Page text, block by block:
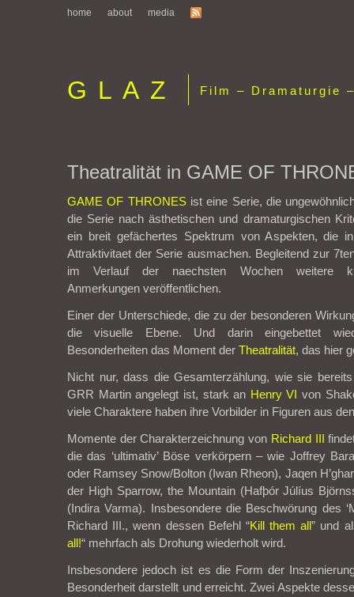
home about media
GLAZ Film – Dramaturgie
Theatralität in GAME OF
GAME OF THRONESist eine Serie, die
die Serie nach ästhetischen und dramaturgischen
ein breit gefächertes Spektrum von Aspekten, die
Attraktivitaet der Serie ausmachen. Begleitend zur
im Verlauf der naechsten Wochen weitere
Anmerkungen veröffentlichen.
Einer der Unterschiede, die zu der besonderen
die visuelle Ebene. Und darin eingebettet
Besonderheiten das Moment der Theatralität, das hier
Nicht nur, dass die Gesamterzählung, wie sie
GRR Martin angelegt ist, stark an Henry VI von
viele Charaktere haben ihre Vorbilder in Figuren aus
Momente der Charakterzeichnung von Richard III
die das ‘ultimativ’ Böse verkörpern – wie Joffrey
oder Ramsey Snow/Bolton (Iwan Rheon), Jaqen
der High Sparrow, the Mountain (Hafþór Júlíus
(Indira Varma). Insbesondere die Beschwörung des
Richard III., wenn dessen Befehl “Kill them all” und
all!“ mehrfach als Drohung wiederholt wird.
Insbesondere jedoch ist es die Form der
Besonderheit darstellt und erreicht. Zwei Aspekte